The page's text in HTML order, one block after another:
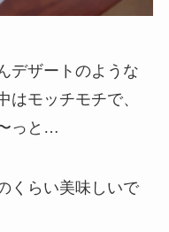
デザートのような
はモッチモチで、
っと…
くらい美味しいで